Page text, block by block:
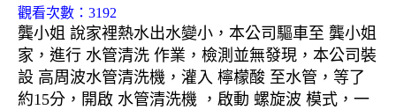
觀看次數：3192
龔小姐 說家裡熱水出水變小，本公司驅車至 龔小姐
家，進行 水管清洗 作業，檢測並無發現，本公司裝
設 高周波水管清洗機，灌入 檸檬酸 至水管，等了
約15分，開啟 水管清洗機 ，啟動 螺旋波 模式，一